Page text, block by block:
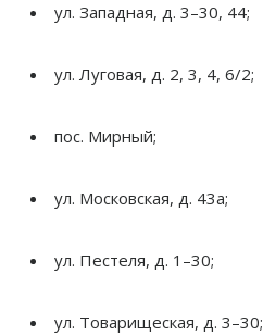
ул. Западная, д. 3–30, 44;
ул. Луговая, д. 2, 3, 4, 6/2;
пос. Мирный;
ул. Московская, д. 43а;
ул. Пестеля, д. 1 –30;
ул. Товарищеская, д. 3–30;